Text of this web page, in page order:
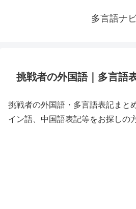
多言語ナ
挑戦者の外国語｜多言語
挑戦者の外国語・多言語表記まと
イン語、中国語表記等をお探しの